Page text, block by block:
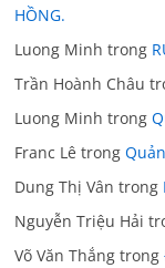
HỒNG.
Luong Minh trong
Trần Hoành Châu
Luong Minh trong
Franc Lê trong
Dung Thị Vân trong
Nguyễn Triệu Hải
Võ Văn Thắng trong